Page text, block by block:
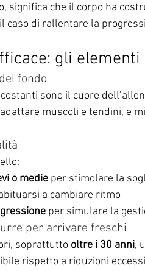
significa che il corpo ha
caso di rallentare la
gli elementi
fondo
sono il cuore
muscoli e tendini, e
o medie per stimolare la
a cambiare ritmo
per simulare la
per arrivare freschi
soprattutto oltre i 30 anni,
rispetto a riduzioni